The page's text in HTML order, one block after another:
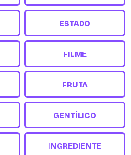
ESTADO
FILME
FRUTA
GENTÍLICO
INGREDIENTE